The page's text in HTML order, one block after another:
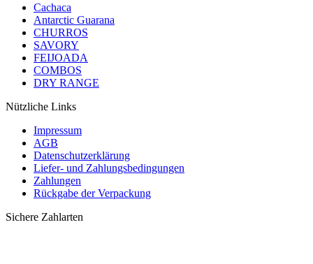
Cachaca
Antarctic Guarana
CHURROS
SAVORY
FEIJOADA
COMBOS
DRY RANGE
Nützliche Links
Impressum
AGB
Datenschutzerklärung
Liefer- und Zahlungsbedingungen
Zahlungen
Rückgabe der Verpackung
Sichere Zahlarten